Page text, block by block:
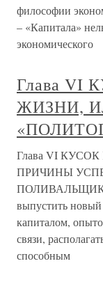
философии
– «Капитала»
экономического
Глава VI
ЖИЗНИ,
Глава VI
ПРИЧИНЫ
выпустить новый
капиталом,
связи,
способным